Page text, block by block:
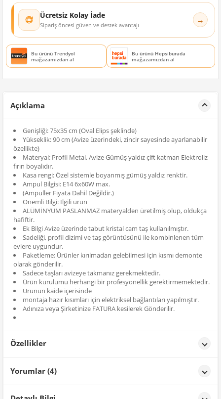
Ücretsiz Kolay İade
Sipariş öncesi güven ve destek avantajı →
Bu ürünü Trendyol
mağazamızdan al
Bu ürünü Hepsiburada
mağazamızdan al
Açıklama
Genişliği: 75x35 cm (Oval Elips şeklinde)
Yükseklik: 90 cm (Avize üzerindeki, zincir sayesinde ayarlanabilir
özellikte)
Materyal: Profil Metal, Avize Gümüş yaldız çift katman Elektroliz
fırın boyalıdır.
Kasa rengi: Özel sistemle boyanmış gümüş yaldız renktir.
Ampul Bilgisi: E14 6x60W max.
(Ampuller Fiyata Dahil Değildir.)
Önemli Bilgi: İlgili ürün
ALÜMİNYUM PASLANMAZ materyalden üretilmiş olup, oldukça
hafiftir.
Ek Bilgi Avize üzerinde tabut kristal cam taş kullanılmıştır.
Sadeliği, profil dizimi ve taş görüntüsünü ile kombinlenen tüm
evlere uygundur.
Paketleme: Ürünler kırılmadan gelebilmesi için kısmı demonte
olarak gönderilir.
Sadece taşları avizeye takmanız gerekmektedir.
Ürün kurulumu herhangi bir profesyonellik gerektirmemektedir.
Ürünün kaide içerisinde
montaja hazır kısımları için elektriksel bağlantıları yapılmıştır.
Adınıza veya Şirketinize FATURA kesilerek Gönderilir.
Özellikler
Yorumlar (4)